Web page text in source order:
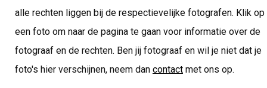
alle rechten liggen bij de respectievelijke fotografen. Klik op
een foto om naar de pagina te gaan voor informatie over de
fotograaf en de rechten. Ben jij fotograaf en wil je niet dat je
foto's hier verschijnen, neem dan contactmet ons op.